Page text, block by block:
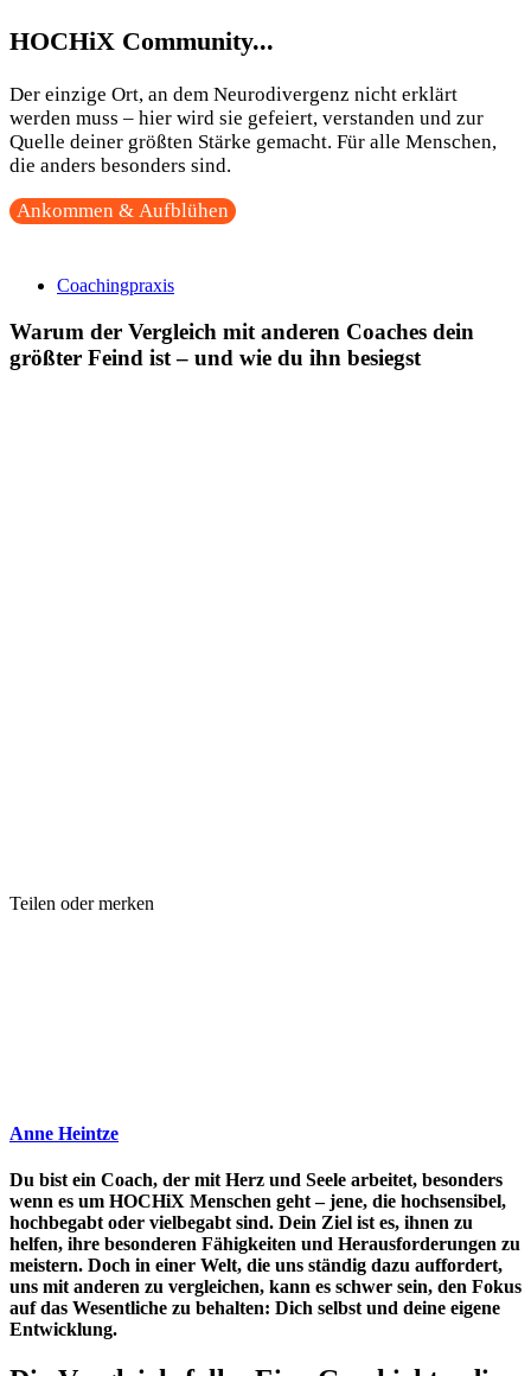
HOCHiX Community...
Der einzige Ort, an dem Neurodivergenz nicht erklärt
werden muss – hier wird sie gefeiert, verstanden und zur
Quelle deiner größten Stärke gemacht. Für alle Menschen,
die anders besonders sind.
Ankommen & Aufblühen
Coachingpraxis
Warum der Vergleich mit anderen Coaches dein
größter Feind ist – und wie du ihn besiegst
Teilen oder merken
Anne Heintze
Du bist ein Coach, der mit Herz und Seele arbeitet, besonders
wenn es um HOCHiX Menschen geht – jene, die hochsensibel,
hochbegabt oder vielbegabt sind. Dein Ziel ist es, ihnen zu
helfen, ihre besonderen Fähigkeiten und Herausforderungen zu
meistern. Doch in einer Welt, die uns ständig dazu auffordert,
uns mit anderen zu vergleichen, kann es schwer sein, den Fokus
auf das Wesentliche zu behalten: Dich selbst und deine eigene
Entwicklung.